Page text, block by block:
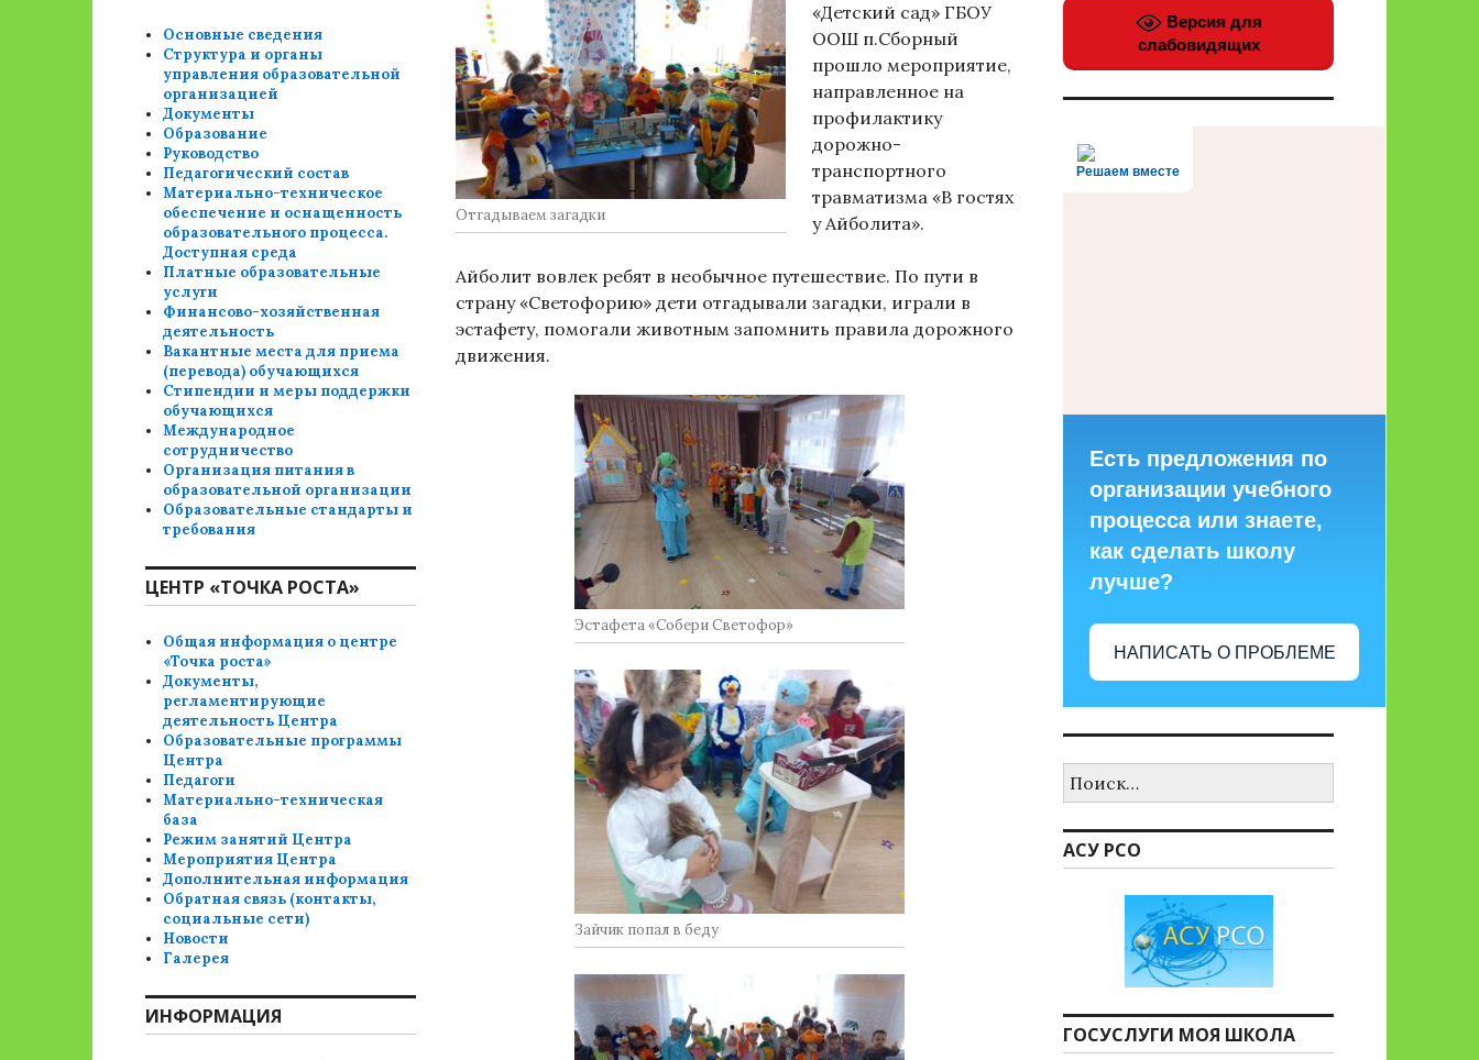
Отгадываем загадки
«Детский сад» ГБОУ
ООШ п.Сборный
прошло мероприятие,
направленное на
профилактику
дорожно-
транспортного
травматизма «В гостях
у Айболита».
Айболит вовлек ребят в необычное путешествие. По пути в
страну «Светофорию» дети отгадывали загадки, играли в
эстафету, помогали животным запомнить правила дорожного
движения.
Эстафета «Собери Светофор»
Зайчик попал в беду
Основные сведения
Структура и органы
управления образовательной
организацией
Документы
Образование
Руководство
Педагогический состав
Материально-техническое
обеспечение и оснащенность
образовательного процесса.
Доступная среда
Платные образовательные
услуги
Финансово-хозяйственная
деятельность
Вакантные места для приема
(перевода) обучающихся
Стипендии и меры поддержки
обучающихся
Международное
сотрудничество
Организация питания в
образовательной организации
Образовательные стандарты и
требования
ЦЕНТР «ТОЧКА РОСТА»
Общая информация о центре
«Точка роста»
Документы,
регламентирующие
деятельность Центра
Образовательные программы
Центра
Педагоги
Материально-техническая
база
Режим занятий Центра
Мероприятия Центра
Дополнительная информация
Обратная связь (контакты,
социальные сети)
Новости
Галерея
ИНФОРМАЦИЯ
Версия для
слабовидящих
Решаем вместе
Есть предложения по
организации учебного
процесса или знаете,
как сделать школу
лучше?
НАПИСАТЬ О ПРОБЛЕМЕ
АСУ РСО
ГОСУСЛУГИ МОЯ ШКОЛА